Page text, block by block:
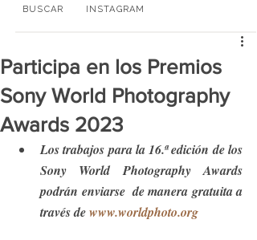
BUSCAR INSTAGRAM
Participa en los Premios
Sony World Photography
Awards 2023
Los trabajos para la 16.ª edición de los
Sony World Photography Awards
podrán enviarse  de manera gratuita a
través de www.worldphoto.org